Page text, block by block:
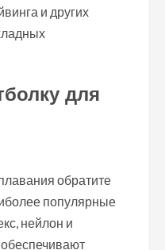
и других
для
обратите
популярные
нейлон и